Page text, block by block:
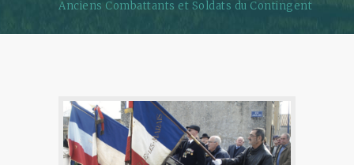
Anciens Combattants et Soldats du Contingent
Les Associations